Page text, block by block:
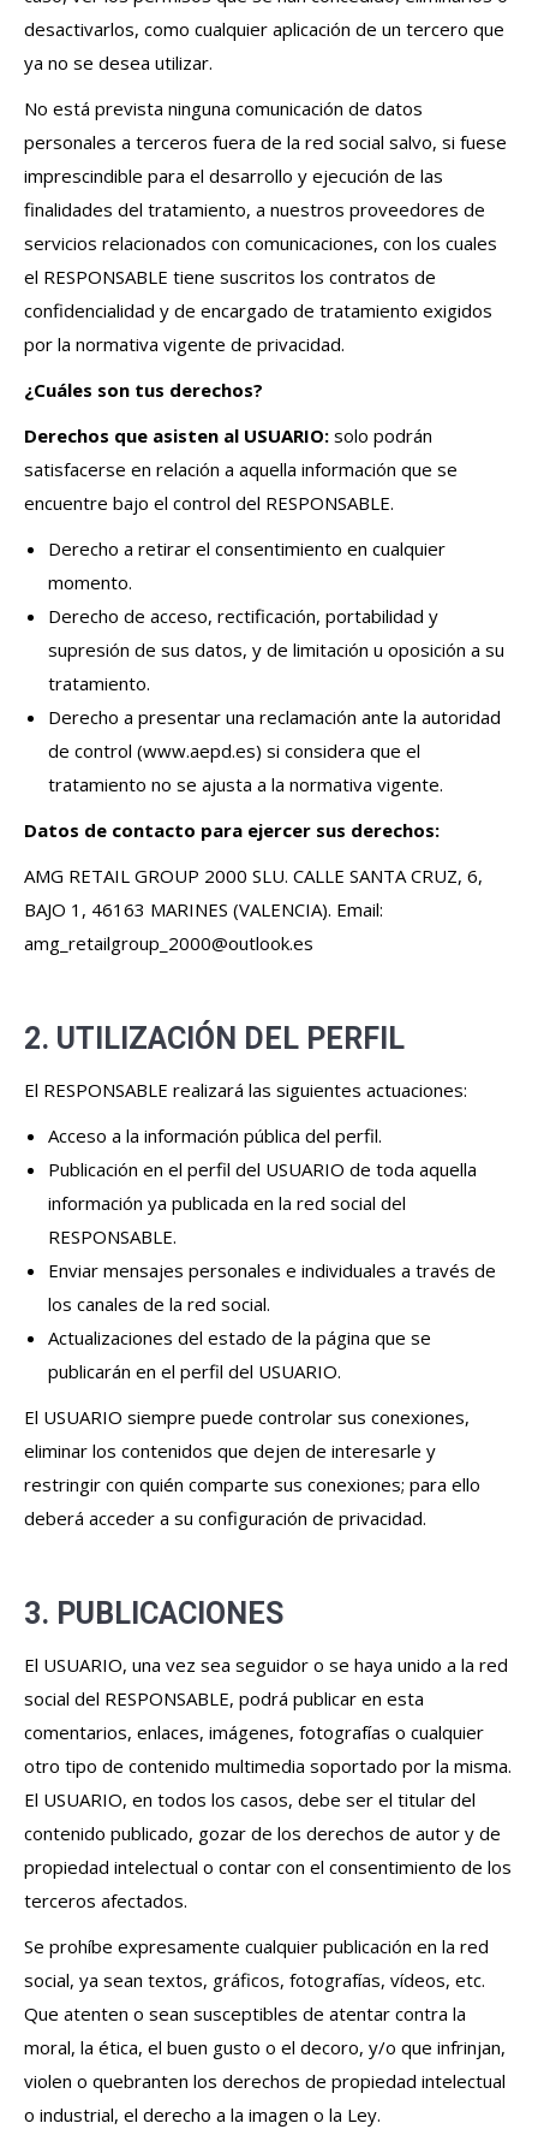
desactivarlos, como cualquier aplicación de un tercero que
ya no se desea utilizar.
No está prevista ninguna comunicación de datos
personales a terceros fuera de la red social salvo, si fuese
imprescindible para el desarrollo y ejecución de las
finalidades del tratamiento, a nuestros proveedores de
servicios relacionados con comunicaciones, con los cuales
el RESPONSABLE tiene suscritos los contratos de
confidencialidad y de encargado de tratamiento exigidos
por la normativa vigente de privacidad.
¿Cuáles son tus derechos?
Derechos que asisten al USUARIO: solo podrán
satisfacerse en relación a aquella información que se
encuentre bajo el control del RESPONSABLE.
Derecho a retirar el consentimiento en cualquier
momento.
Derecho de acceso, rectificación, portabilidad y
supresión de sus datos, y de limitación u oposición a su
tratamiento.
Derecho a presentar una reclamación ante la autoridad
de control (www.aepd.es) si considera que el
tratamiento no se ajusta a la normativa vigente.
Datos de contacto para ejercer sus derechos:
AMG RETAIL GROUP 2000 SLU. CALLE SANTA CRUZ, 6,
BAJO 1, 46163 MARINES (VALENCIA). Email:
amg_retailgroup_2000@outlook.es
2. UTILIZACIÓN DEL PERFIL
El RESPONSABLE realizará las siguientes actuaciones:
Acceso a la información pública del perfil.
Publicación en el perfil del USUARIO de toda aquella
información ya publicada en la red social del
RESPONSABLE.
Enviar mensajes personales e individuales a través de
los canales de la red social.
Actualizaciones del estado de la página que se
publicarán en el perfil del USUARIO.
El USUARIO siempre puede controlar sus conexiones,
eliminar los contenidos que dejen de interesarle y
restringir con quién comparte sus conexiones; para ello
deberá acceder a su configuración de privacidad.
3. PUBLICACIONES
El USUARIO, una vez sea seguidor o se haya unido a la red
social del RESPONSABLE, podrá publicar en esta
comentarios, enlaces, imágenes, fotografías o cualquier
otro tipo de contenido multimedia soportado por la misma.
El USUARIO, en todos los casos, debe ser el titular del
contenido publicado, gozar de los derechos de autor y de
propiedad intelectual o contar con el consentimiento de los
terceros afectados.
Se prohíbe expresamente cualquier publicación en la red
social, ya sean textos, gráficos, fotografías, vídeos, etc.
Que atenten o sean susceptibles de atentar contra la
moral, la ética, el buen gusto o el decoro, y/o que infrinjan,
violen o quebranten los derechos de propiedad intelectual
o industrial, el derecho a la imagen o la Ley.